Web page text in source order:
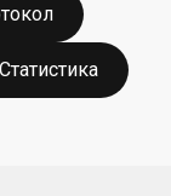
Статистика